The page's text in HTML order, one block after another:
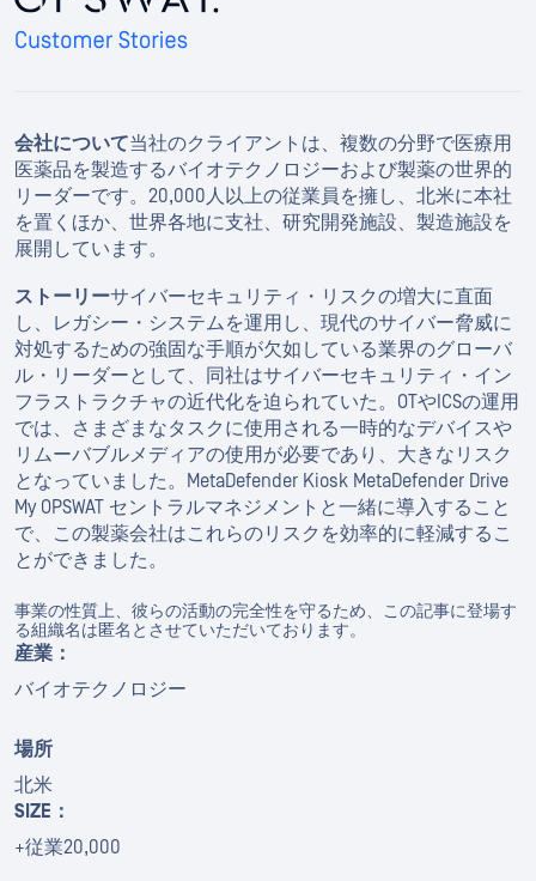
会社について当社のクライアントは、複数の分野で医療用
医薬品を製造するバイオテクノロジーおよび製薬の世界的
リーダーです。20,000人以上の従業員を擁し、北米に本社
を置くほか、世界各地に支社、研究開発施設、製造施設を
展開しています。
ストーリーサイバーセキュリティ・リスクの増大に直面
し、レガシー・システムを運用し、現代のサイバー脅威に
対処するための強固な手順が欠如している業界のグローバ
ル・リーダーとして、同社はサイバーセキュリティ・イン
フラストラクチャの近代化を迫られていた。OTやICSの運用
では、さまざまなタスクに使用される一時的なデバイスや
リムーバブルメディアの使用が必要であり、大きなリスク
となっていました。MetaDefender Kiosk MetaDefender Drive
My OPSWAT セントラルマネジメントと一緒に導入すること
で、この製薬会社はこれらのリスクを効率的に軽減するこ
とができました。
事業の性質上、彼らの活動の完全性を守るため、この記事に登場す
る組織名は匿名とさせていただいております。
産業：
バイオテクノロジー
場所
北米
SIZE：
+従業20,000